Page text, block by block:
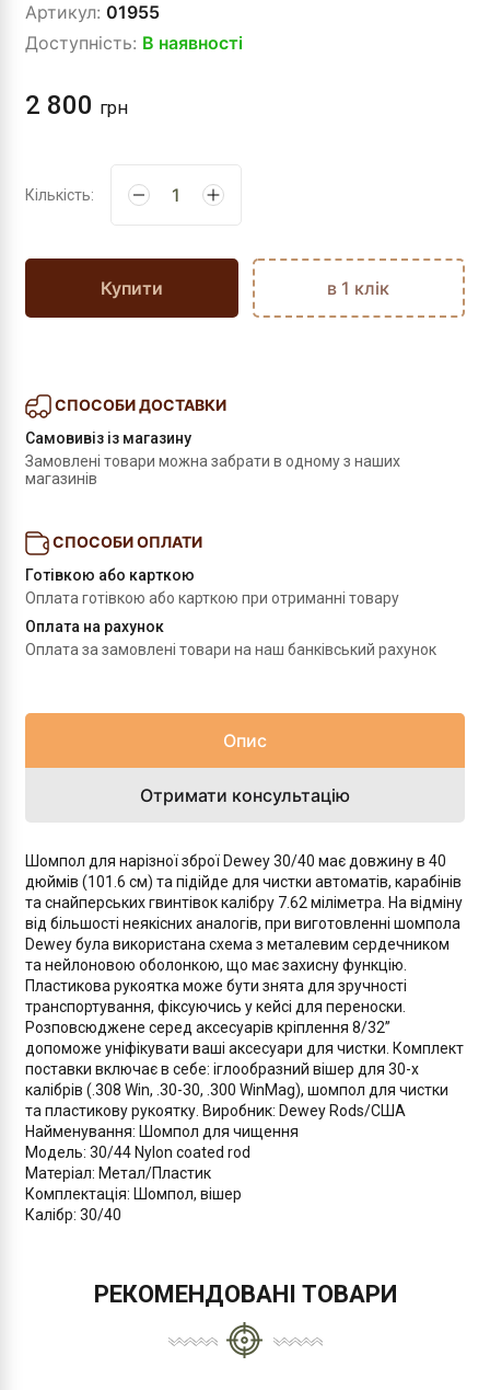
Артикул: 01955
Доступність: В наявності
2 800 грн
Кількість:
Купити в 1 клік
СПОСОБИ ДОСТАВКИ
Самовивіз із магазину
Замовлені товари можна забрати в одному з наших
магазинів
СПОСОБИ ОПЛАТИ
Готівкою або карткою
Оплата готівкою або карткою при отриманні товару
Оплата на рахунок
Оплата за замовлені товари на наш банківський рахунок
Опис
Отримати консультацію
Шомпол для нарізної зброї Dewey 30/40 має довжину в 40
дюймів (101.6 см) та підійде для чистки автоматів, карабінів
та снайперських гвинтівок калібру 7.62 міліметра. На відміну
від більшості неякісних аналогів, при виготовленні шомпола
Dewey була використана схема з металевим сердечником
та нейлоновою оболонкою, що має захисну функцію.
Пластикова рукоятка може бути знята для зручності
транспортування, фіксуючись у кейсі для переноски.
Розповсюджене серед аксесуарів кріплення 8/32”
допоможе уніфікувати ваші аксесуари для чистки. Комплект
поставки включає в себе: іглообразний вішер для 30-х
калібрів (.308 Win, .30-30, .300 WinMag), шомпол для чистки
та пластикову рукоятку. Виробник: Dewey Rods/США
Найменування: Шомпол для чищення
Модель: 30/44 Nylon coated rod
Матеріал: Метал/Пластик
Комплектація: Шомпол, вішер
Калібр: 30/40
РЕКОМЕНДОВАНІ ТОВАРИ